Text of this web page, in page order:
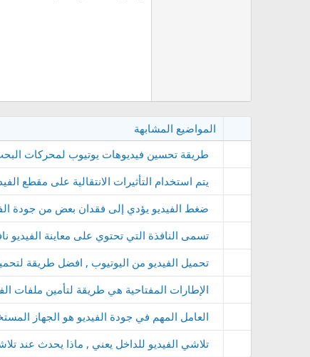
المواضيع المشابهة
طريقة تحسين فيديوهات يوتيوب لمحركات
يتم استخدام التأثيرات الانتقالية على مقطع
ضغط الفيديو يؤدي إلى فقدان بعض من جودة
تسمى النافذة التي تحتوي على معاينة الفيديو
تحميل الفيديو من اليوتيوب , افضل طريقة
الإطارات المفتاحية هي طريقة لتأمين ملفات
العامل المهم في جودة الفيديو هو الجهاز
تلاشي الفيديو للداخل يعني , ماذا يحدث عند